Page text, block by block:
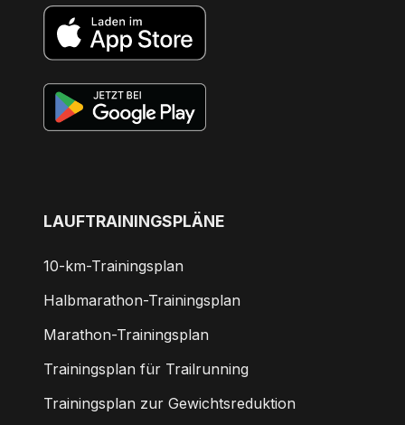
LAUFTRAININGSPLÄNE
10-km-Trainingsplan
Halbmarathon-Trainingsplan
Marathon-Trainingsplan
Trainingsplan für Trailrunning
Trainingsplan zur Gewichtsreduktion